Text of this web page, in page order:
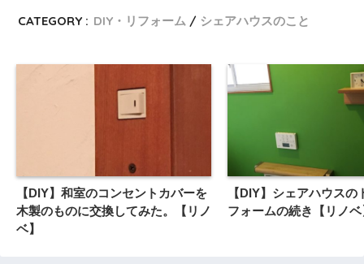
CATEGORY : DIY・リフォーム シェアハウスのこと
【DIY】和室のコンセントカバーを
木製のものに交換してみた。【リノ
ベ】
【DIY】シェアハウスの
フォームの続き【リノベ